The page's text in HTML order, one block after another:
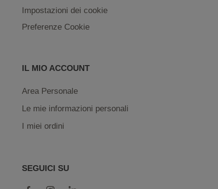
Impostazioni dei cookie
Preferenze Cookie
IL MIO ACCOUNT
Area Personale
Le mie informazioni personali
I miei ordini
SEGUICI SU